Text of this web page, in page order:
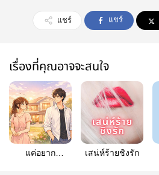
แชร์ แชร์
เรื่องที่คุณอาจจะสนใจ
แค่อยาก
เสน่ห์ร้ายชิงรัก